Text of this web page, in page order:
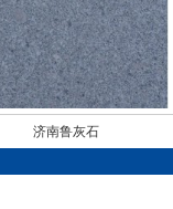
济南鲁灰石